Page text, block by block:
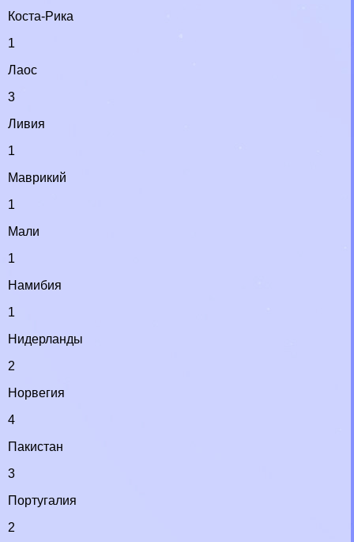
Коста-Рика
1
Лаос
3
Ливия
1
Маврикий
1
Мали
1
Намибия
1
Нидерланды
2
Норвегия
4
Пакистан
3
Португалия
2